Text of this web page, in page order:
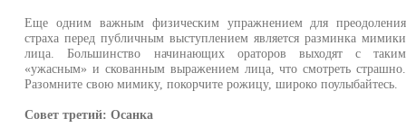
Еще одним важным физическим упражнением для преодоления
страха перед публичным выступлением является разминка мимики
лица. Большинство начинающих ораторов выходят с таким
«ужасным» и скованным выражением лица, что смотреть страшно.
Разомните свою мимику, покорчите рожицу, широко поулыбайтесь.
Совет третий: Осанка